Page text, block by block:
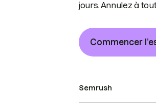
jours. Annulez à
Commencer
Semrush